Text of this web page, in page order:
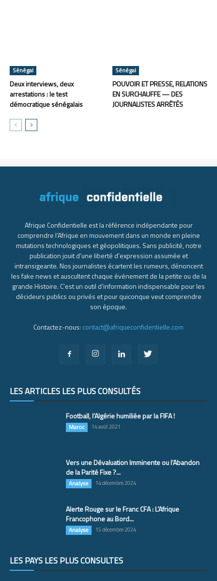
Sénégal
Deux interviews, deux
arrestations : le test
démocratique sénégalais
Sénégal
POUVOIR ET PRESSE, RELATIONS
EN SURCHAUFFE — DES
JOURNALISTES ARRÊTÉS
Afrique Confidentielle est la référence indépendante pour
comprendre l’Afrique en mouvement dans un monde en pleine
mutations technologiques et géopolitiques. Sans publicité, notre
publication jouit d’une liberté d’expression assumée et
intransigeante. Nos journalistes écartent les rumeurs, dénoncent
les fake news et auscultent chaque événement de la petite ou de la
grande Histoire. C’est un outil d’information indispensable pour les
décideurs publics ou privés et pour quiconque veut comprendre
son époque.
Contactez-nous: contact@afriqueconfidentielle.com
LES ARTICLES LES PLUS CONSULTÉS
Football, l’Algérie humiliée par la FIFA !
Maroc 14 août 2021
Vers une Dévaluation Imminente ou l’Abandon
de la Parité Fixe ?...
Analyse 14 décembre 2024
Alerte Rouge sur le Franc CFA : L’Afrique
Francophone au Bord...
Analyse 15 décembre 2024
LES PAYS LES PLUS CONSULTÉS